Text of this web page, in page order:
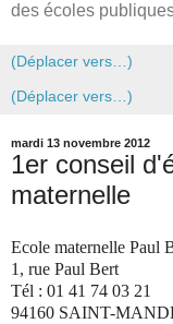
des écoles
mardi 13 novembre 2012
1er conseil
maternelle
Ecole maternelle Paul
1, rue Paul Bert
Tél : 01 41 74 03 21
94160 SAINT-